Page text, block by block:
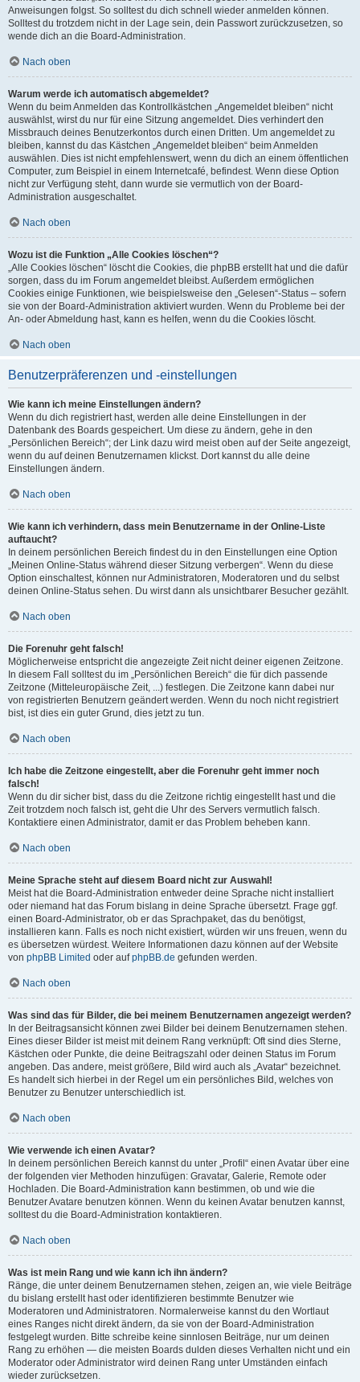
Anweisungen folgst. So solltest du dich schnell wieder anmelden können.
Solltest du trotzdem nicht in der Lage sein, dein Passwort zurückzusetzen, so
wende dich an die Board-Administration.
Nach oben
Warum werde ich automatisch abgemeldet?
Wenn du beim Anmelden das Kontrollkästchen „Angemeldet bleiben“ nicht
auswählst, wirst du nur für eine Sitzung angemeldet. Dies verhindert den
Missbrauch deines Benutzerkontos durch einen Dritten. Um angemeldet zu
bleiben, kannst du das Kästchen „Angemeldet bleiben“ beim Anmelden
auswählen. Dies ist nicht empfehlenswert, wenn du dich an einem öffentlichen
Computer, zum Beispiel in einem Internetcafé, befindest. Wenn diese Option
nicht zur Verfügung steht, dann wurde sie vermutlich von der Board-
Administration ausgeschaltet.
Nach oben
Wozu ist die Funktion „Alle Cookies löschen“?
„Alle Cookies löschen“ löscht die Cookies, die phpBB erstellt hat und die dafür
sorgen, dass du im Forum angemeldet bleibst. Außerdem ermöglichen
Cookies einige Funktionen, wie beispielsweise den „Gelesen“-Status – sofern
sie von der Board-Administration aktiviert wurden. Wenn du Probleme bei der
An- oder Abmeldung hast, kann es helfen, wenn du die Cookies löscht.
Nach oben
Benutzerpräferenzen und -einstellungen
Wie kann ich meine Einstellungen ändern?
Wenn du dich registriert hast, werden alle deine Einstellungen in der
Datenbank des Boards gespeichert. Um diese zu ändern, gehe in den
„Persönlichen Bereich“; der Link dazu wird meist oben auf der Seite angezeigt,
wenn du auf deinen Benutzernamen klickst. Dort kannst du alle deine
Einstellungen ändern.
Nach oben
Wie kann ich verhindern, dass mein Benutzername in der Online-Liste
auftaucht?
In deinem persönlichen Bereich findest du in den Einstellungen eine Option
„Meinen Online-Status während dieser Sitzung verbergen“. Wenn du diese
Option einschaltest, können nur Administratoren, Moderatoren und du selbst
deinen Online-Status sehen. Du wirst dann als unsichtbarer Besucher gezählt.
Nach oben
Die Forenuhr geht falsch!
Möglicherweise entspricht die angezeigte Zeit nicht deiner eigenen Zeitzone.
In diesem Fall solltest du im „Persönlichen Bereich“ die für dich passende
Zeitzone (Mitteleuropäische Zeit, ...) festlegen. Die Zeitzone kann dabei nur
von registrierten Benutzern geändert werden. Wenn du noch nicht registriert
bist, ist dies ein guter Grund, dies jetzt zu tun.
Nach oben
Ich habe die Zeitzone eingestellt, aber die Forenuhr geht immer noch
falsch!
Wenn du dir sicher bist, dass du die Zeitzone richtig eingestellt hast und die
Zeit trotzdem noch falsch ist, geht die Uhr des Servers vermutlich falsch.
Kontaktiere einen Administrator, damit er das Problem beheben kann.
Nach oben
Meine Sprache steht auf diesem Board nicht zur Auswahl!
Meist hat die Board-Administration entweder deine Sprache nicht installiert
oder niemand hat das Forum bislang in deine Sprache übersetzt. Frage ggf.
einen Board-Administrator, ob er das Sprachpaket, das du benötigst,
installieren kann. Falls es noch nicht existiert, würden wir uns freuen, wenn du
es übersetzen würdest. Weitere Informationen dazu können auf der Website
von phpBB Limited oder aufphpBB.de gefunden werden.
Nach oben
Was sind das für Bilder, die bei meinem Benutzernamen angezeigt werden?
In der Beitragsansicht können zwei Bilder bei deinem Benutzernamen stehen.
Eines dieser Bilder ist meist mit deinem Rang verknüpft: Oft sind dies Sterne,
Kästchen oder Punkte, die deine Beitragszahl oder deinen Status im Forum
angeben. Das andere, meist größere, Bild wird auch als „Avatar“ bezeichnet.
Es handelt sich hierbei in der Regel um ein persönliches Bild, welches von
Benutzer zu Benutzer unterschiedlich ist.
Nach oben
Wie verwende ich einen Avatar?
In deinem persönlichen Bereich kannst du unter „Profil“ einen Avatar über eine
der folgenden vier Methoden hinzufügen: Gravatar, Galerie, Remote oder
Hochladen. Die Board-Administration kann bestimmen, ob und wie die
Benutzer Avatare benutzen können. Wenn du keinen Avatar benutzen kannst,
solltest du die Board-Administration kontaktieren.
Nach oben
Was ist mein Rang und wie kann ich ihn ändern?
Ränge, die unter deinem Benutzernamen stehen, zeigen an, wie viele Beiträge
du bislang erstellt hast oder identifizieren bestimmte Benutzer wie
Moderatoren und Administratoren. Normalerweise kannst du den Wortlaut
eines Ranges nicht direkt ändern, da sie von der Board-Administration
festgelegt wurden. Bitte schreibe keine sinnlosen Beiträge, nur um deinen
Rang zu erhöhen — die meisten Boards dulden dieses Verhalten nicht und ein
Moderator oder Administrator wird deinen Rang unter Umständen einfach
wieder zurücksetzen.